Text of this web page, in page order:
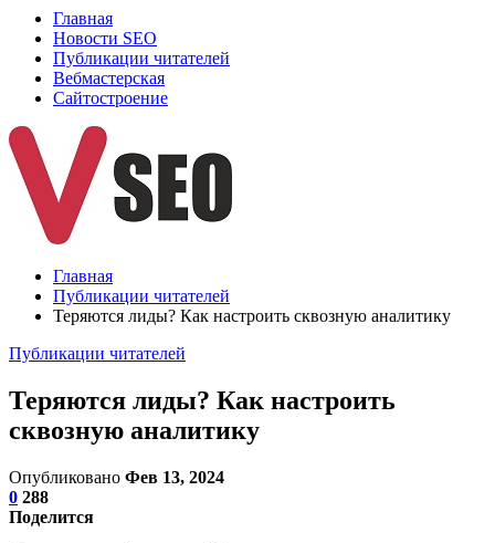
Главная
Новости SEO
Публикации читателей
Вебмастерская
Сайтостроение
Главная
Публикации читателей
Теряются лиды? Как настроить сквозную аналитику
Публикации читателей
Теряются лиды? Как настроить
сквозную аналитику
Опубликовано Фев 13, 2024
0 288
Поделится